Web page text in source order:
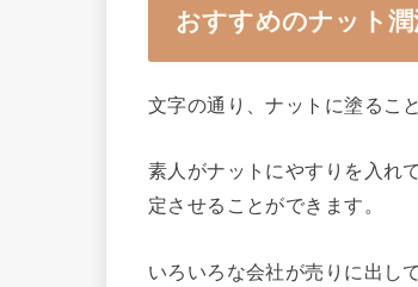
おすすめのナット
文字の通り、ナットに塗るこ
素人がナットにやすりを入れ
定させることができます。
いろいろな会社が売りに出し